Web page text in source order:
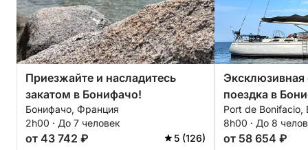
Приезжайте и насладитесь
закатом в Бонифачо!
Бонифачо, Франция
2h00 · До 7 человек
от 43 742 ₽ 5 (126)
Эксклюзивная
поездка в
Port de
8h00 · До 8
от 58 654 ₽